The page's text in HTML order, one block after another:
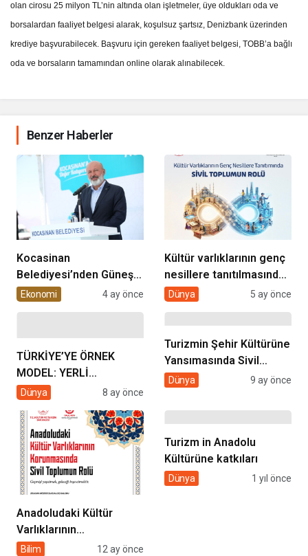
olan cirosu 25 milyon TL’nin altında olan işletmeler, üye oldukları oda ve
borsalardan faaliyet belgesi alarak, koşulsuz şartsız, Denizbank üzerinden
krediye başvurabilecek. Başvuru için gereken faaliyet belgesi, TOBB’a bağlı
oda ve borsaların tamamından online olarak alınabilecek.
Benzer Haberler
Kocasinan
Belediyesi’nden Güneş
Enerjisi Hamlesi
Ekonomi 4 ay önce
Kültür varlıklarının genç
nesillere tanıtılmasında
sivil toplumun rolü
Dünya 5 ay önce
TÜRKİYE’YE ÖRNEK
MODEL: YERLİ
ÜRETİMDE KAYSERİ
GÜNDEMİNDE
Dünya 8 ay önce
Turizmin Şehir Kültürüne
Yansımasında Sivil
Toplumun Rolü
Dünya 9 ay önce
Anadoludaki Kültür
Varlıklarının
Korunmasında Sivil
Bilim 12 ay önce
Turizm in Anadolu
Kültürüne katkıları
Dünya 1 yıl önce